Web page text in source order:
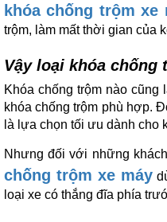
khóa chống trộm xe
trộm, làm mất thời gian của
Vậy loại khóa chống
Khóa chống trộm nào
khóa chống trộm phù hợp.
là lựa chọn tối ưu dành cho
Nhưng đối với những
chống trộm xe máy
loại xe có thắng đĩa phía